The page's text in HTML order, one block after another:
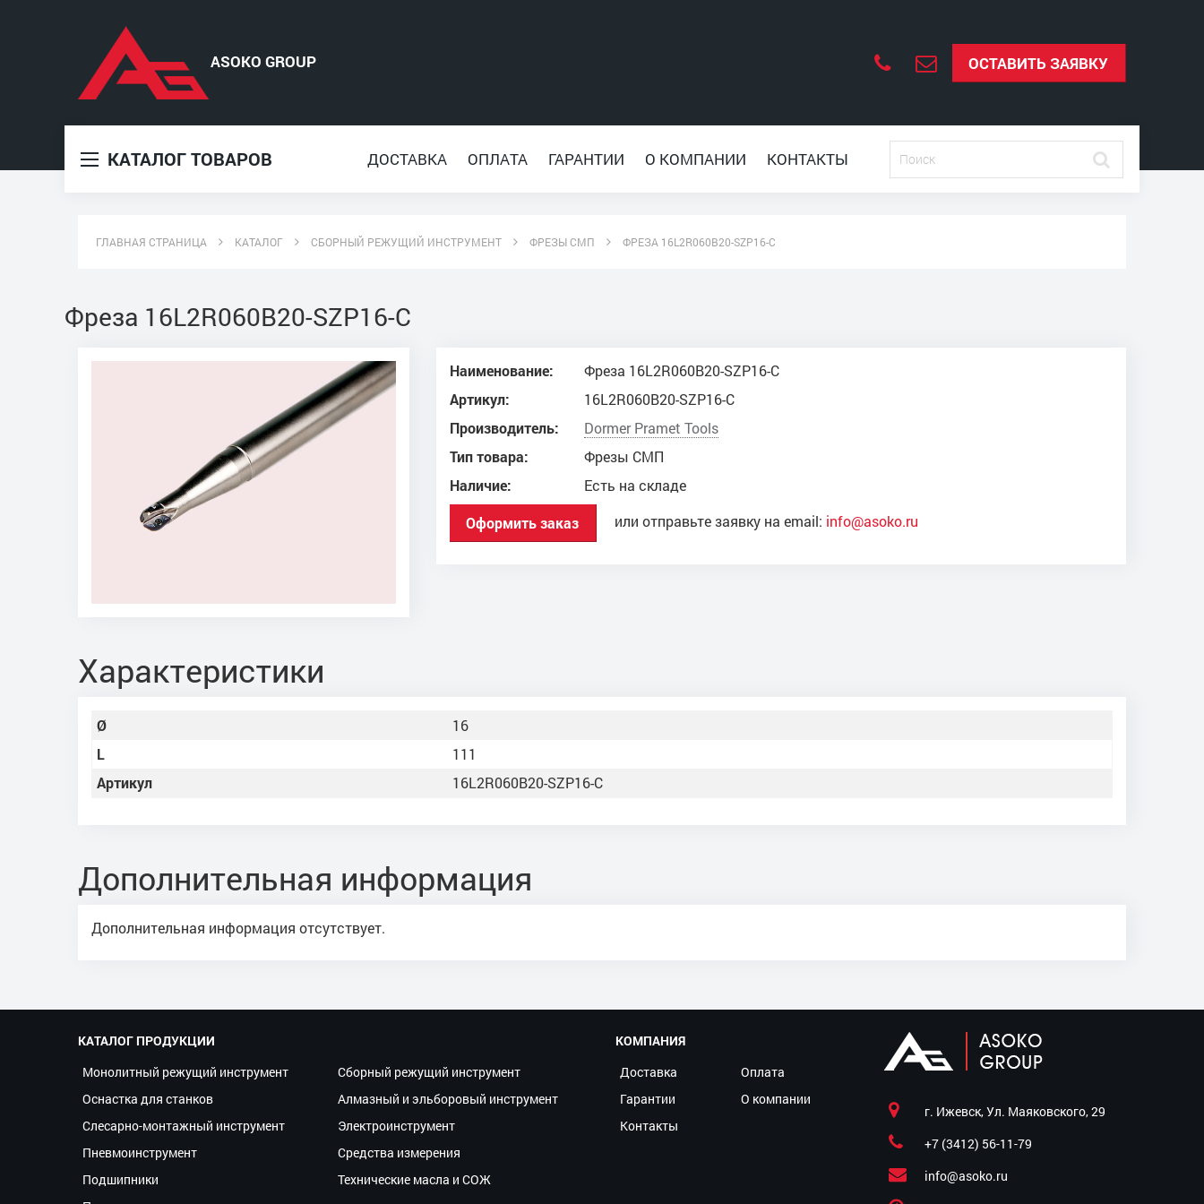
ОСТАВИТЬ ЗАЯВКУ
КАТАЛОГ ТОВАРОВ ДОСТАВКА ОПЛАТА ГАРАНТИИ О КОМПАНИИ КОНТАКТЫ
ГЛАВНАЯ СТРАНИЦА КАТАЛОГ СБОРНЫЙ РЕЖУЩИЙ ИНСТРУМЕНТ ФРЕЗЫ СМП ФРЕЗА 16L2R060B20-SZP16-C
Фреза 16L2R060B20-SZP16-C
Наименование:
Фреза 16L2R060B20-SZP16-C
Артикул:
16L2R060B20-SZP16-C
Производитель:
Dоrmer Pramet Tools
Тип товара:
Фрезы СМП
Наличие:
Есть на складе
Оформить заказ или отправьте заявку на email: info@asoko.ru
Характеристики
Ø
16
L
111
Артикул
16L2R060B20-SZP16-C
Дополнительная информация
Дополнительная информация отсутствует.
КАТАЛОГ ПРОДУКЦИИ
Монолитный режущий инструмент
Сборный режущий инструмент
Оснастка для станков
Алмазный и эльборовый инструмент
Слесарно-монтажный инструмент
Электроинструмент
Пневмоинструмент
Средства измерения
Подшипники
Технические масла и СОЖ
КОМПАНИЯ
Доставка
Оплата
Гарантии
О компании
Контакты
г. Ижевск, Ул. Маяковского, 29
+7 (3412) 56-11-79
info@asoko.ru